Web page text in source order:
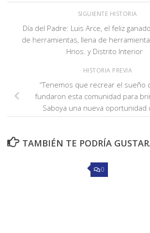
SIGUIENTE HISTORIA
Día del Padre: Luis Arce, el feliz
de herramientas, llena de
Hnos. y Distrito Interior
HISTORIA PREVIA
“Tenemos que recrear el sueño
fundaron esta comunidad para
Saboya una nueva oportunidad
TAMBIÉN TE PODRÍA
0